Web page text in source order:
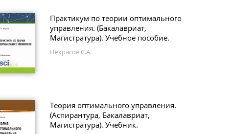
Практикум по теории оптимального
управления. (Бакалавриат,
Магистратура). Учебное пособие.
Некрасов С.А.
Теория оптимального управления.
(Аспирантура, Бакалавриат,
Магистратура). Учебник.